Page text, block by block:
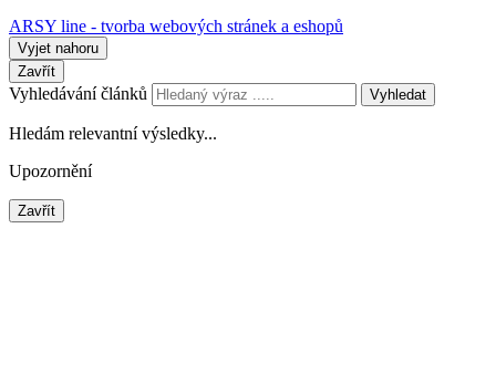
ARSY line - tvorba webových stránek a eshopů
Vyjet nahoru
Zavřít
Vyhledávání článků Vyhledat
Hledám relevantní výsledky...
Upozornění
Zavřít